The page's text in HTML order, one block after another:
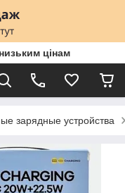
цінам
зарядные устройства